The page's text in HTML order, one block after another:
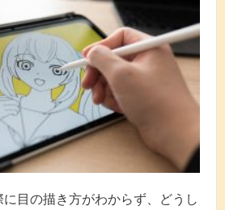
に目の描き方がわからず、どうし